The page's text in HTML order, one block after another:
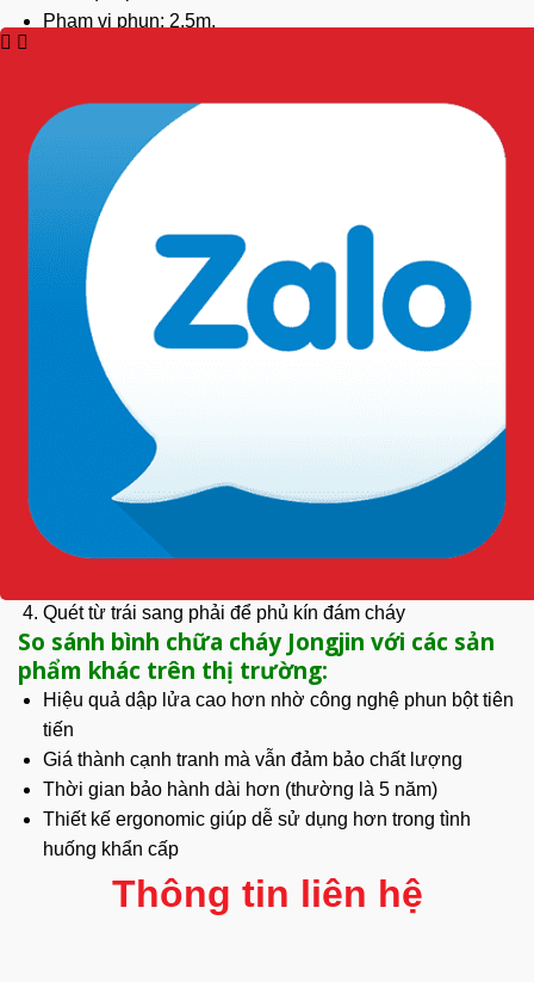
Phạm vi phun: 2.5m.
Thử nghiệm qua nước: 2.5 Mpa.
Tổng trọng lượng: 3.2kg.
Nhiệt độ bảo quản: -20ºC ~ 55ºC.
Ứng dụng của bình bột chữa cháy ABC 2kg
Jongjin:
Bình chữa cháy Jongjin
2kg có nhiều ứng dụng đa dạng:
Trong gia đình: Bảo vệ an toàn cho các khu vực như
bếp, phòng khách, garage
Văn phòng và cơ sở kinh doanh: Đảm bảo an toàn cho
nhân viên và tài sản
Trên phương tiện giao thông: Xe hơi, xe tải nhỏ, thuyền
Cách sử dụng bình bột chữa cháy ABC 2kg
Jongjin:
Kéo chốt an toàn
Hướng vòi phun về phía gốc lửa
Quét từ trái sang phải để phủ kín đám cháy
So sánh bình chữa cháy Jongjin với các sản
phẩm khác trên thị trường:
Hiệu quả dập lửa cao hơn nhờ công nghệphun bột tiên
tiến
Giá thành cạnh tranh mà vẫn đảm bảo chất lượng
Thời gian bảo hành dài hơn (thường là 5 năm)
Thiết kế ergonomic giúp dễ sử dụng hơn trong tình
huống khẩn cấp
Thông tin liên hệ